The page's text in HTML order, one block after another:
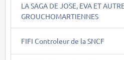
LA SAGA DE JOSE, EVA ET
GROUCHOMARTIENNES
FIFI Controleur de la SNCF